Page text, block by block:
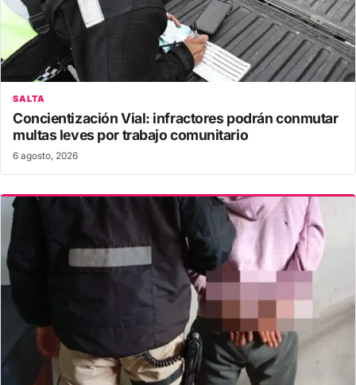
SALTA
Concientización Vial: infractores podrán conmutar
multas leves por trabajo comunitario
6 agosto, 2026